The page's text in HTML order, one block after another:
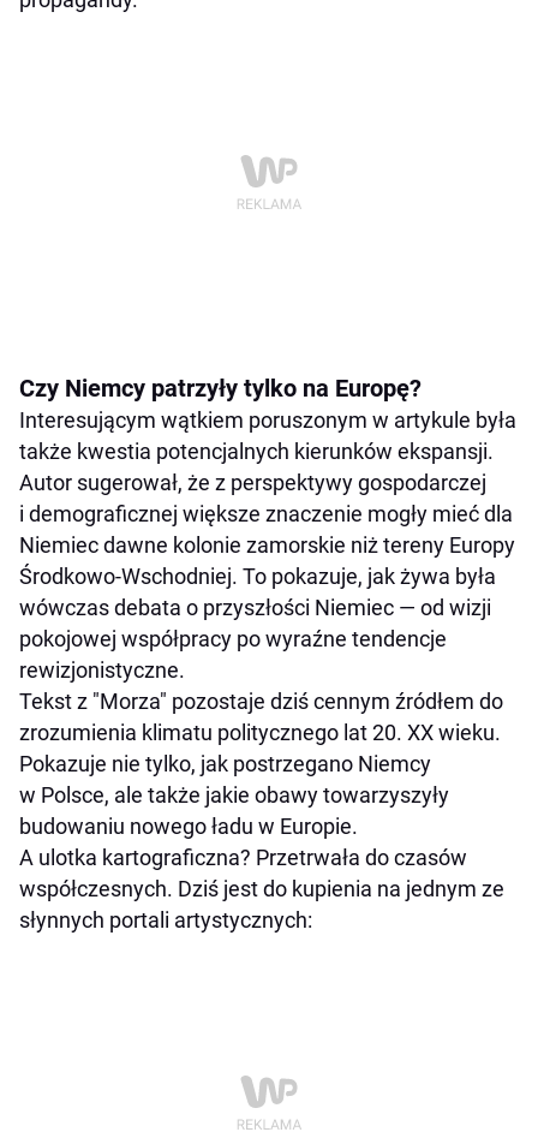
Czy Niemcy patrzyły tylko na Europę?
Interesującym wątkiem poruszonym w artykule była
także kwestia potencjalnych kierunków ekspansji.
Autor sugerował, że z perspektywy gospodarczej
i demograficznej większe znaczenie mogły mieć dla
Niemiec dawne kolonie zamorskie niż tereny Europy
Środkowo-Wschodniej. To pokazuje, jak żywa była
wówczas debata o przyszłości Niemiec — od wizji
pokojowej współpracy po wyraźne tendencje
rewizjonistyczne.
Tekst z "Morza" pozostaje dziś cennym źródłem do
zrozumienia klimatu politycznego lat 20. XX wieku.
Pokazuje nie tylko, jak postrzegano Niemcy
w Polsce, ale także jakie obawy towarzyszyły
budowaniu nowego ładu w Europie.
A ulotka kartograficzna? Przetrwała do czasów
współczesnych. Dziś jest do kupienia na jednym ze
słynnych portali artystycznych: